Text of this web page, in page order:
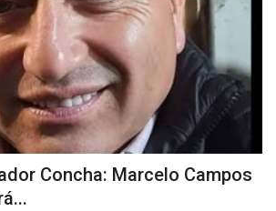
Concha: Marcelo Campos